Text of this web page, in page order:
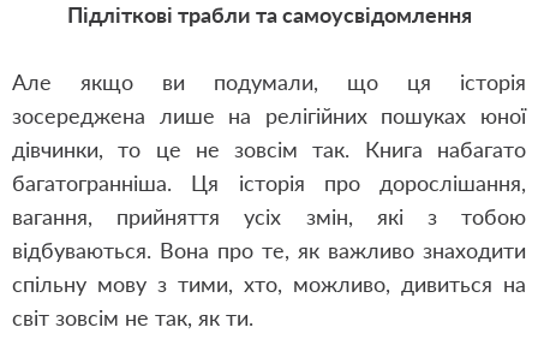
Підліткові трабли та самоусвідомлення
Але якщо ви подумали, що ця історія
зосереджена лише на релігійних пошуках юної
дівчинки, то це не зовсім так. Книга набагато
багатогранніша. Ця історія про дорослішання,
вагання, прийняття усіх змін, які з тобою
відбуваються. Вона про те, як важливо знаходити
спільну мову з тими, хто, можливо, дивиться на
світ зовсім не так, як ти.